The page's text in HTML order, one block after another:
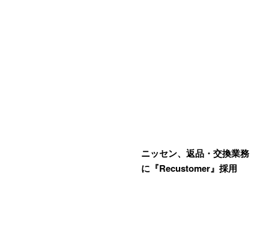
ニッセン、返品・交換業務
に『Recustomer』採用